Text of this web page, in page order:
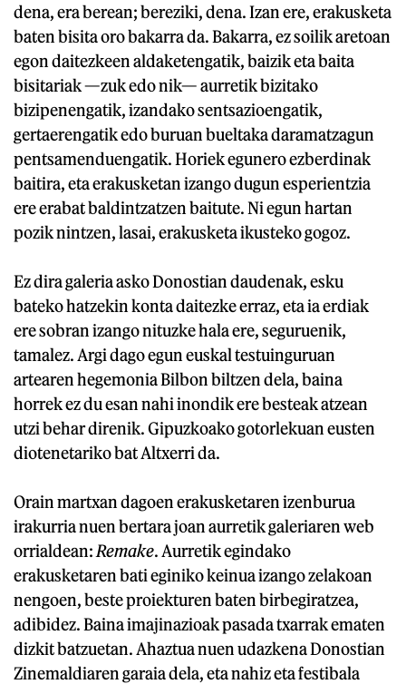
dena, era berean; bereziki, dena. Izan ere, erakusketa
baten bisita oro bakarra da. Bakarra, ez soilik aretoan
egon daitezkeen aldaketengatik, baizik eta baita
bisitariak —zuk edo nik— aurretik bizitako
bizipenengatik, izandako sentsazioengatik,
gertaerengatik edo buruan bueltaka daramatzagun
pentsamenduengatik. Horiek egunero ezberdinak
baitira, eta erakusketan izango dugun esperientzia
ere erabat baldintzatzen baitute. Ni egun hartan
pozik nintzen, lasai, erakusketa ikusteko gogoz.
Ez dira galeria asko Donostian daudenak, esku
bateko hatzekin konta daitezke erraz, eta ia erdiak
ere sobran izango nituzke hala ere, seguruenik,
tamalez. Argi dago egun euskal testuinguruan
artearen hegemonia Bilbon biltzen dela, baina
horrek ez du esan nahi inondik ere besteak atzean
utzi behar direnik. Gipuzkoako gotorlekuan eusten
diotenetariko bat Altxerri da.
Orain martxan dagoen erakusketaren izenburua
irakurria nuen bertara joan aurretik galeriaren web
orrialdean: Remake. Aurretik egindako
erakusketaren bati eginiko keinua izango zelakoan
nengoen, beste proiekturen baten birbegiratzea,
adibidez. Baina imajinazioak pasada txarrak ematen
dizkit batzuetan. Ahaztua nuen udazkena Donostian
Zinemaldiaren garaia dela, eta nahiz eta festibala